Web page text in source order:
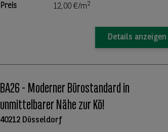
Preis 12,00 €/m2
Details anzeigen
BA26 - Moderner Bürostandard in
unmittelbarer Nähe zur Kö!
40212 Düsseldorf